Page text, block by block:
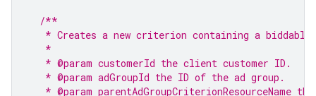
/**
* Creates a new criterion containing a
   *
   * @param customerId the client customer ID.
   * @param adGroupId the ID of the ad group.
* @param parentAdGroupCriterionResourceName